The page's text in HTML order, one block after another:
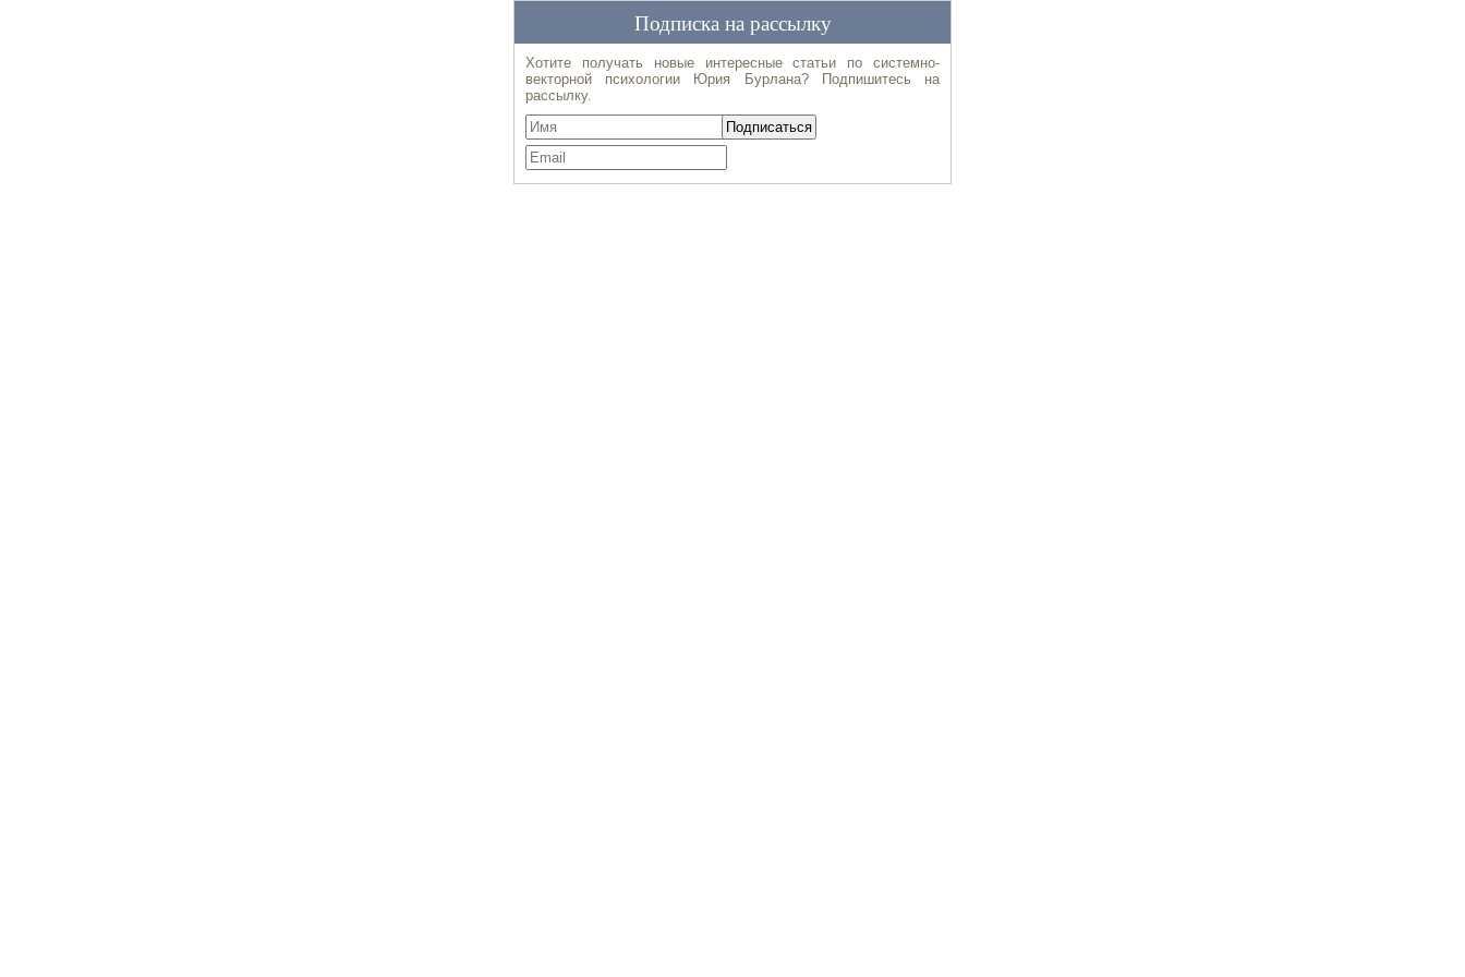
Подписка на рассылку
Хотите получать новые интересные статьи по системно-
векторной психологии Юрия Бурлана? Подпишитесь на
рассылку.